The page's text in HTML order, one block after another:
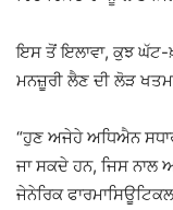
ਇਸ ਤੋਂ ਇਲਾਵਾ, ਕੁਝ ਘੱਟ-
ਮਨਜ਼ੂਰੀ ਲੈਣ ਦੀ ਲੋੜ
“ਹੁਣ ਅਜੇਹੇ ਅਧਿਐਨ
ਜਾ ਸਕਦੇ ਹਨ, ਜਿਸ ਨਾਲ
ਜੇਨੇਰਿਕ